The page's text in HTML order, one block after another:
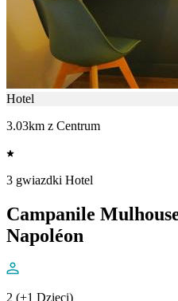
Hotel
3.03km z Centrum
3 gwiazdki Hotel
Campanile
Napoléon
2 (+1 Dzieci)